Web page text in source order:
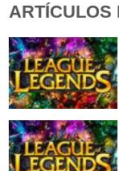
ARTÍCULOS